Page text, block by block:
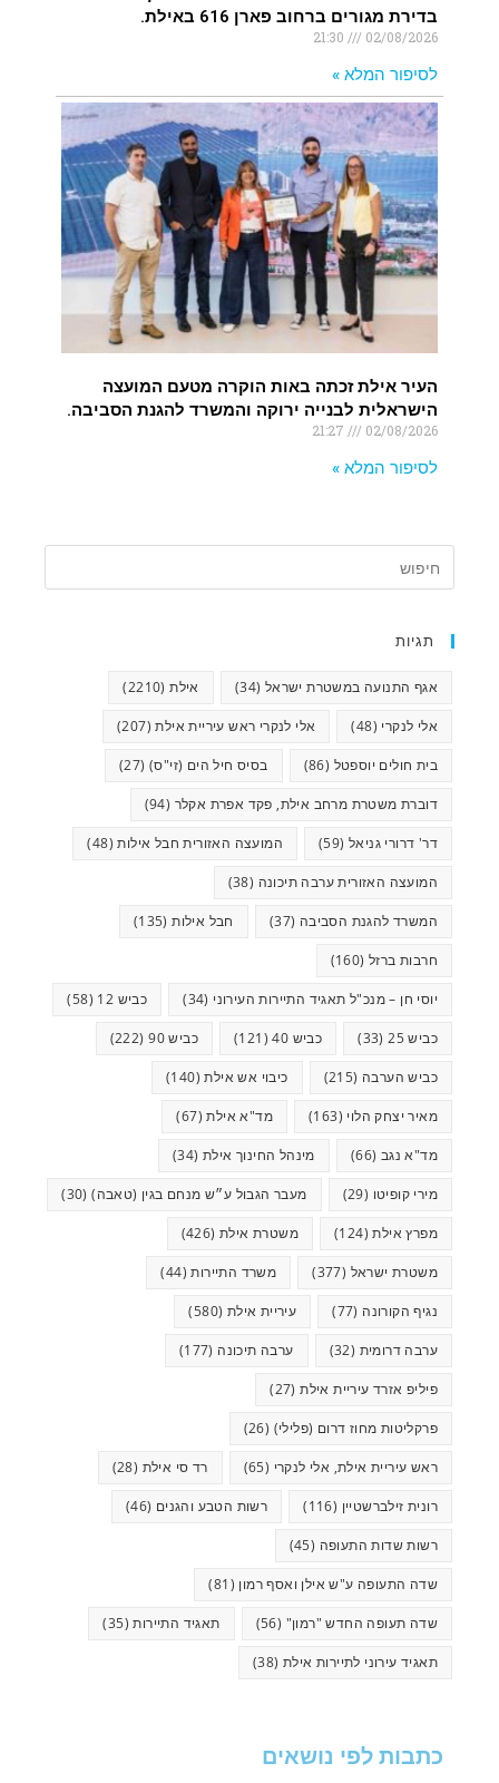
בדירת מגורים ברחוב פארן 616 באילת.
02/08/2026
לסיפור המלא »
העיר אילת זכתה באות הוקרה מטעם המועצה
הישראלית לבנייה ירוקה והמשרד להגנת הסביבה.
02/08/2026
לסיפור המלא »
תגיות
אגף התנועה במשטרת ישראל (34) אילת(2210)
אלי לנקרי (48) אלי לנקרי ראש עיריית אילת(207)
בית חולים יוספטל (86) בסיס חיל הים (זי"ס) (27)
דוברת משטרת מרחב אילת, פקד אפרת אקלר (94)
דר' דרורי גניאל (59) המועצה האזורית חבל אילות(48)
המועצה האזורית ערבה תיכונה (38)
המשרד להגנת הסביבה (37) חבל אילות(135)
חרבות ברזל (160)
יוסי חן – מנכ"ל תאגיד התיירות העירוני (34) כביש 12 (58)
כביש 25 (33) כביש 40 (121) כביש 90 (222)
כביש הערבה (215) כיבוי אש אילת(140)
מאיר יצחק הלוי (163) מד"א אילת(67)
מד"א נגב (66) מינהל החינוך אילת (34)
מירי קופיטו (29) מעבר הגבול ע״ש מנחם בגין (טאבה)(30)
מפרץ אילת(124) משטרת אילת (426)
משטרת ישראל (377) משרד התיירות(44)
נגיף הקורונה (77) עיריית אילת (580)
ערבה דרומית (32) ערבה תיכונה (177)
פיליפ אזרד עיריית אילת(27)
פרקליטות מחוז דרום (פלילי) (26)
ראש עיריית אילת, אלי לנקרי (65) רד סי אילת (28)
רונית זילברשטיין (116) רשות הטבע והגנים (46)
רשות שדות התעופה (45)
שדה התעופה ע"ש אילן ואסף רמון (81)
שדה תעופה החדש "רמון" (56) תאגיד התיירות(35)
תאגיד עירוני לתיירות אילת (38)
כתבות לפי נושאים